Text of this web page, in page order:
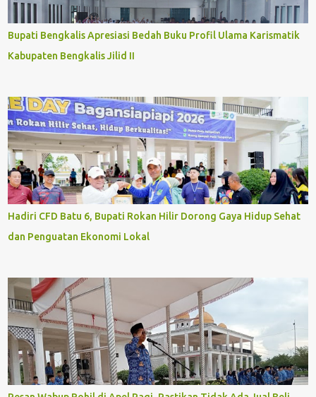
Bupati Bengkalis Apresiasi Bedah Buku Profil Ulama Karismatik
Kabupaten Bengkalis Jilid II
Hadiri CFD Batu 6, Bupati Rokan Hilir Dorong Gaya Hidup Sehat
dan Penguatan Ekonomi Lokal